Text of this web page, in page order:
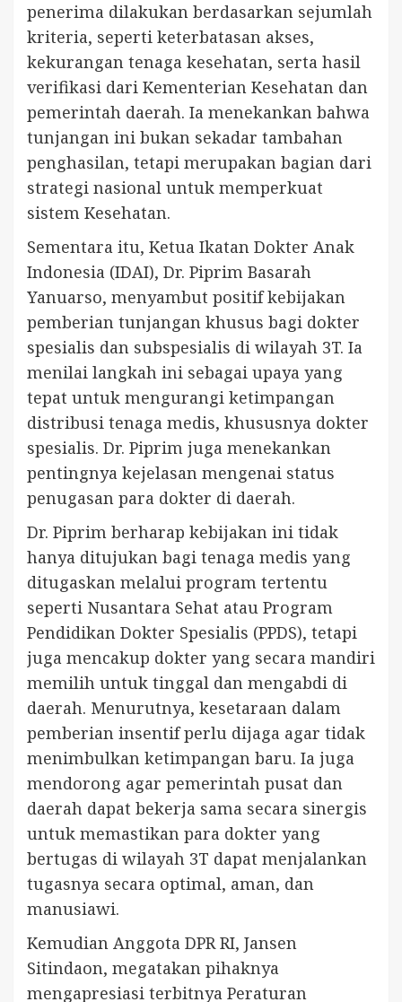
penerima dilakukan berdasarkan sejumlah
kriteria, seperti keterbatasan akses,
kekurangan tenaga kesehatan, serta hasil
verifikasi dari Kementerian Kesehatan dan
pemerintah daerah. Ia menekankan bahwa
tunjangan ini bukan sekadar tambahan
penghasilan, tetapi merupakan bagian dari
strategi nasional untuk memperkuat
sistem Kesehatan.
Sementara itu, Ketua Ikatan Dokter Anak
Indonesia (IDAI), Dr. Piprim Basarah
Yanuarso, menyambut positif kebijakan
pemberian tunjangan khusus bagi dokter
spesialis dan subspesialis di wilayah 3T. Ia
menilai langkah ini sebagai upaya yang
tepat untuk mengurangi ketimpangan
distribusi tenaga medis, khususnya dokter
spesialis. Dr. Piprim juga menekankan
pentingnya kejelasan mengenai status
penugasan para dokter di daerah.
Dr. Piprim berharap kebijakan ini tidak
hanya ditujukan bagi tenaga medis yang
ditugaskan melalui program tertentu
seperti Nusantara Sehat atau Program
Pendidikan Dokter Spesialis (PPDS), tetapi
juga mencakup dokter yang secara mandiri
memilih untuk tinggal dan mengabdi di
daerah. Menurutnya, kesetaraan dalam
pemberian insentif perlu dijaga agar tidak
menimbulkan ketimpangan baru. Ia juga
mendorong agar pemerintah pusat dan
daerah dapat bekerja sama secara sinergis
untuk memastikan para dokter yang
bertugas di wilayah 3T dapat menjalankan
tugasnya secara optimal, aman, dan
manusiawi.
Kemudian Anggota DPR RI, Jansen
Sitindaon, megatakan pihaknya
mengapresiasi terbitnya Peraturan